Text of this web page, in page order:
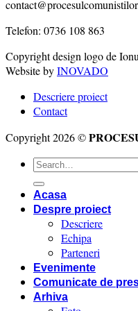
Telefon: 0736 108 863
Copyright design logo de
Website byINOVADO
Descriere proiect
Contact
Copyright 2026 ©
Acasa
Despre proiect
Descriere
Echipa
Parteneri
Evenimente
Comunicate de
Arhiva